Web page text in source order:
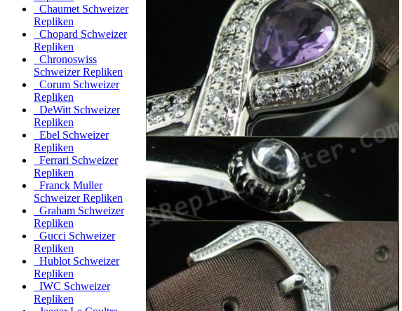
Chaumet Schweizer
Repliken
Chopard Schweizer
Repliken
Chronoswiss
Schweizer Repliken
Corum Schweizer
Repliken
DeWitt Schweizer
Repliken
Ebel Schweizer
Repliken
Ferrari Schweizer
Repliken
Franck Muller
Schweizer Repliken
Graham Schweizer
Repliken
Gucci Schweizer
Repliken
Hublot Schweizer
Repliken
IWC Schweizer
Repliken